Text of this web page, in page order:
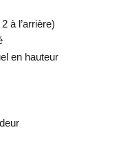
à l’arrière)
en hauteur